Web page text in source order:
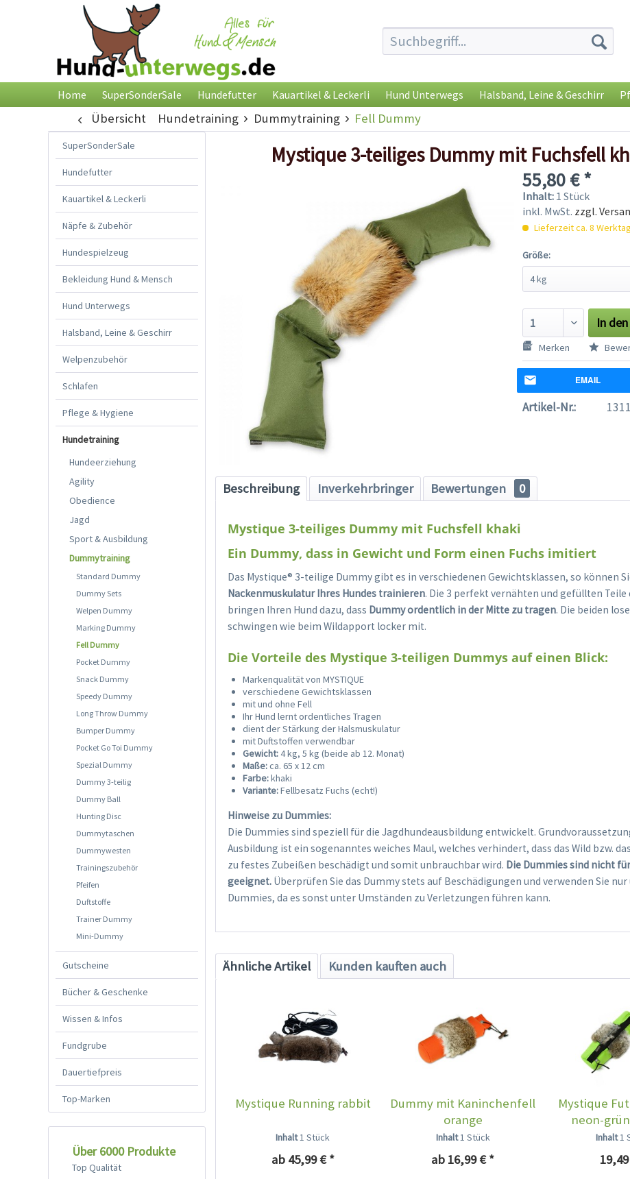
Home SuperSonderSale Hundefutter Kauartikel & Leckerli Hund Unterwegs Halsband, Leine & Geschirr
Übersicht Hundetraining Dummytraining Fell Dummy
SuperSonderSale
Hundefutter
Kauartikel & Leckerli
Näpfe & Zubehör
Hundespielzeug
Bekleidung Hund & Mensch
Hund Unterwegs
Halsband, Leine & Geschirr
Welpenzubehör
Schlafen
Pflege & Hygiene
Hundetraining
Hundeerziehung
Agility
Obedience
Jagd
Sport & Ausbildung
Dummytraining
Standard Dummy
Dummy Sets
Welpen Dummy
Marking Dummy
Fell Dummy
Pocket Dummy
Snack Dummy
Speedy Dummy
Long Throw Dummy
Bumper Dummy
Pocket Go Toi Dummy
Spezial Dummy
Dummy 3-teilig
Dummy Ball
Hunting Disc
Dummytaschen
Dummywesten
Trainingszubehör
Pfeifen
Duftstoffe
Trainer Dummy
Mini-Dummy
Gutscheine
Bücher & Geschenke
Wissen & Infos
Fundgrube
Dauertiefpreis
Top-Marken
Über 6000 Produkte
Top Qualität
Mystique 3-teiliges Dummy mit Fuchsfell
55,80 € *
Inhalt: 1 Stück
inkl. MwSt. zzgl.
Lieferzeit ca. 8
Größe:
In den
Merken
EMAIL
Artikel-Nr.:
Beschreibung Inverkehrbringer Bewertungen 0
Mystique 3-teiliges Dummy mit Fuchsfell khaki
Ein Dummy, dass in Gewicht und Form einen Fuchs imitiert
Das Mystique® 3-teilige Dummy gibt es in verschiedenen Gewichtsklassen, so können
Nackenmuskulatur Ihres Hundes trainieren. Die 3 perfekt vernähten und gefüllten Teile
bringen Ihren Hund dazu, dass Dummy ordentlich in der Mitte zu tragen. Die beiden
schwingen wie beim Wildapport locker mit.
Die Vorteile des Mystique 3-teiligen Dummys auf einen Blick:
Markenqualität von MYSTIQUE
verschiedene Gewichtsklassen
mit und ohne Fell
Ihr Hund lernt ordentliches Tragen
dient der Stärkung der Halsmuskulatur
mit Duftstoffen verwendbar
Gewicht:4 kg, 5 kg (beide ab 12. Monat)
Maße:ca. 65 x 12 cm
Farbe:khaki
Variante:Fellbesatz Fuchs (echt!)
Hinweise zu Dummies:
Die Dummies sind speziell für die Jagdhundeausbildung entwickelt.
Ausbildung ist ein sogenanntes weiches Maul, welches verhindert, dass das Wild bzw.
zu festes Zubeißen beschädigt und somit unbrauchbar wird. Die Dummies sind nicht
geeignet. Überprüfen Sie das Dummy stets auf Beschädigungen und verwenden Sie
Dummies, da es sonst unter Umständen zu Verletzungen führen kann.
Ähnliche Artikel Kunden kauften auch
Mystique Running rabbit
Inhalt1 Stück
ab 45,99 € *
Dummy mit Kaninchenfell
orange
Inhalt1 Stück
ab 16,99 € *
Mystique
neon-
Inhalt1